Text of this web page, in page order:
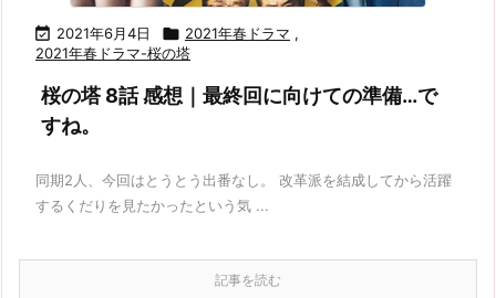
 2021年6月4日  2021年春ドラマ ,
2021年春ドラマ-桜の塔
桜の塔 8話 感想｜最終回に向けての準備…で
すね。
同期2人、今回はとうとう出番なし。 改革派を結成してから活躍
するくだりを見たかったという気 ...
記事を読む